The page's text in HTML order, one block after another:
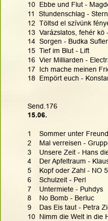
10  Ebbe und Flut -
11  Stundenschlag -
12  Töltsd el szívünk
13  Varázslatos, fehér kö
14  Sorgen - Budka
15  Tief im Blut - Lift
16  Vier Milliarden -
17  Ich mache meinen
18  Empört euch -
Send.176
15.06.
1    Sommer unter
2    Mal verreisen -
3    Unsere Zeit - Hans
4    Der Apfeltraum -
5    Kopf oder Zahl - NO
6    Schulzeit - Perl
7    Untermiete - Puhdys
8    No Bomb - Berluc
9    Das Eis taut - Petra
10  Nimm die Welt in die